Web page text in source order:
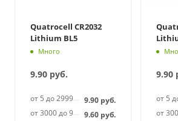
Quatrocell CR2032
Lithium BL5
Много
9.90 руб.
от 5 до 2999 9.90 руб.
от 3000 до 99999.60 руб.
9.90
от 5
от